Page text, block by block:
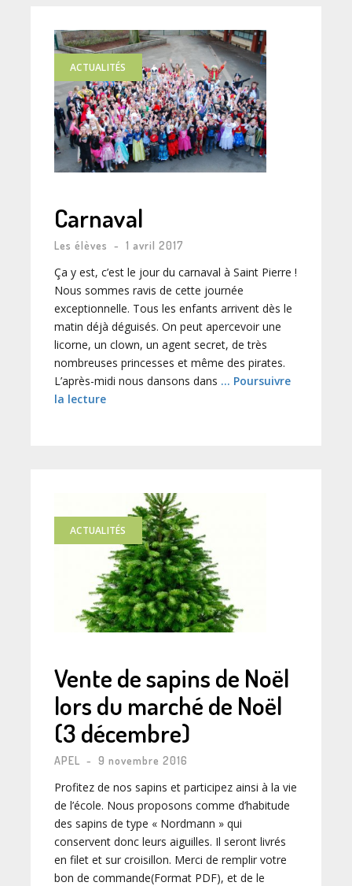
ACTUALITÉS
Carnaval
Les élèves - 1 avril 2017
Ça y est, c’est le jour du carnaval à Saint Pierre !
Nous sommes ravis de cette journée
exceptionnelle. Tous les enfants arrivent dès le
matin déjà déguisés. On peut apercevoir une
licorne, un clown, un agent secret, de très
nombreuses princesses et même des pirates.
L’après-midi nous dansons dans … Poursuivre
la lecture
ACTUALITÉS
Vente de sapins de Noël
lors du marché de Noël
(3 décembre)
APEL - 9 novembre 2016
Profitez de nos sapins et participez ainsi à la vie
de l’école. Nous proposons comme d’habitude
des sapins de type « Nordmann » qui
conservent donc leurs aiguilles. Il seront livrés
en filet et sur croisillon. Merci de remplir votre
bon de commande(Format PDF), et de le